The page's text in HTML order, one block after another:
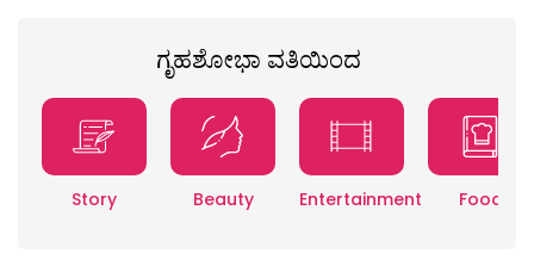
ಗೃಹಶೋಭಾ ವತಿಯಿಂದ
Story Beauty Entertainment Food